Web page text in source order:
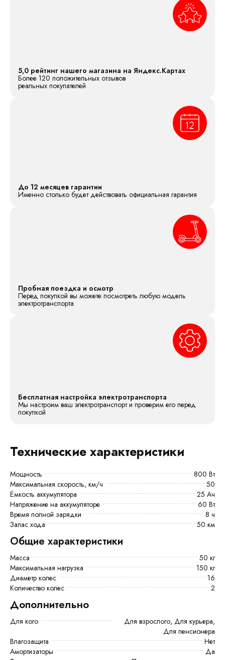
5,0 рейтинг нашего магазина на Яндекс.Картах
Более 120 положительных отзывов
реальных покупателей
До 12 месяцев гарантии
Именно столько будет действовать официальная гарантия
Пробная поездка и осмотр
Перед покупкой вы можете посмотреть любую модель
электротранспорта
Бесплатная настройка электротранспорта
Мы настроим ваш электротранспорт и проверим его перед
покупкой
Технические характеристики
Мощность
800 Вт
Максимальная скорость, км/ч
50
Ёмкость аккумулятора
25 Ач
Напряжение на аккумуляторе
60 Вт
Время полной зарядки
8 ч
Запас хода
50 км
Общие характеристики
Масса
50 кг
Максимальная нагрузка
150 кг
Диаметр колес
16
Количество колес
2
Дополнительно
Для кого
Для взрослого, Для курьера,
Для пенсионера
Влагозащита
Нет
Амортизаторы
Да